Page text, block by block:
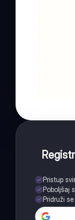
Pristup
Poboljšaj
Pridruži